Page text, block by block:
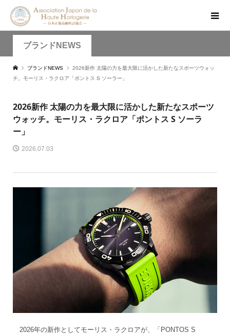
ブランドNEWS
ブランドNEWS
2026新作 太陽の力を最大限に活かした新たなスポーツウォッ
チ。モーリス・ラクロア「ポントス S ソーラー」
2026新作 太陽の力を最大限に活かした新たなスポーツ
ウォッチ。モーリス・ラクロア「ポントス S ソーラ
ー」
2026.07.03
2026年の新作としてモーリス・ラクロアが、「PONTOS S